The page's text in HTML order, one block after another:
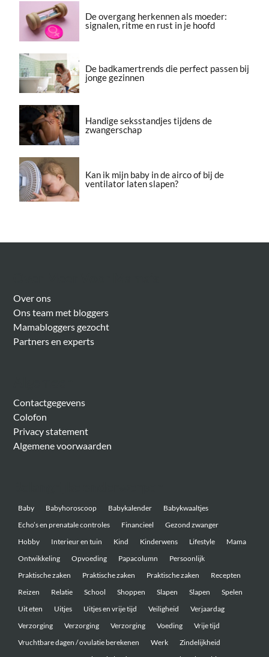
De overgang herkennen als moeder:
signalen, ritme en rust in je hoofd
De badkamertrends die perfect passen bij
jonge gezinnen
Handige seksstandjes tijdens de
zwangerschap
Kan ik mijn baby in de airco of bij de
ventilator laten slapen?
Over ons
Ons team met bloggers
Mamabloggers gezocht
Partners en experts
Contactgegevens
Colofon
Privacy statement
Algemene voorwaarden
Baby Babyhoroscoop Babykalender
Babykwaaltjes
Echo’s en prenatale controles
Financieel
Gezond zwanger
Hobby
Interieur en tuin Kind Kinderwens Lifestyle
Mama
Ontwikkeling
Opvoeding Papacolumn
Persoonlijk
Praktische zaken
Praktische zaken Praktische zaken
Recepten
Reizen
Relatie School Shoppen Slapen Slapen
Spelen
Uit eten
Uitjes Uitjes en vrije tijd Veiligheid
Verjaardag
Verzorging
Verzorging Verzorging Voeding
Vrije tijd
Vruchtbare dagen / ovulatie berekenen
Werk
Zindelijkheid